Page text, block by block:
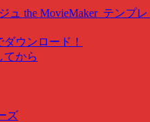
ュ the MovieMakerテンプ
ウンロード！
てから
ズ